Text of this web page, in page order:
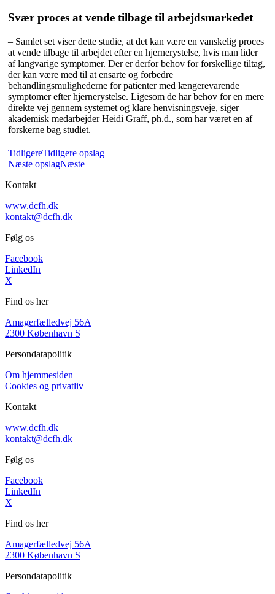
Svær proces at vende tilbage til arbejdsmarkedet
– Samlet set viser dette studie, at det kan være en vanskelig proces
at vende tilbage til arbejdet efter en hjernerystelse, hvis man lider
af langvarige symptomer. Der er derfor behov for forskellige tiltag,
der kan være med til at ensarte og forbedre
behandlingsmulighederne for patienter med længerevarende
symptomer efter hjernerystelse. Ligesom de har behov for en mere
direkte vej gennem systemet og klare henvisningsveje, siger
akademisk medarbejder Heidi Graff, ph.d., som har været en af
forskerne bag studiet.
TidligereTidligere opslag
Næste opslagNæste
Kontakt
www.dcfh.dk
kontakt@dcfh.dk
Følg os
Facebook
LinkedIn
X
Find os her
Amagerfælledvej 56A
2300 København S
Persondatapolitik
Om hjemmesiden
Cookies og privatliv
Kontakt
www.dcfh.dk
kontakt@dcfh.dk
Følg os
Facebook
LinkedIn
X
Find os her
Amagerfælledvej 56A
2300 København S
Persondatapolitik